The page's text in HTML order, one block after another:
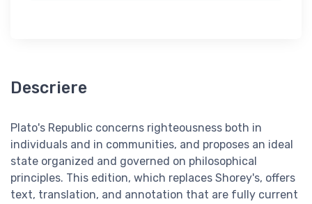
Descriere
Plato's Republic concerns righteousness both in
individuals and in communities, and proposes an ideal
state organized and governed on philosophical
principles. This edition, which replaces Shorey's, offers
text, translation, and annotation that are fully current